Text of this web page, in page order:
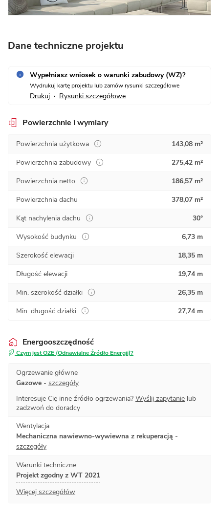
Dane techniczne projektu
Wypełniasz wniosek o warunki zabudowy (WZ)?
Wydrukuj kartę projektu lub zamów rysunki szczegółowe
Drukuj • Rysunki szczegółowe
Powierzchnie i wymiary
Powierzchnia użytkowa
143,08 m²
Powierzchnia zabudowy
275,42 m²
Powierzchnia netto
186,57 m²
Powierzchnia dachu
378,07 m²
Kąt nachylenia dachu
30°
Wysokość budynku
6,73 m
Szerokość elewacji
18,35 m
Długość elewacji
19,74 m
Min. szerokość działki
26,35 m
Min. długość działki
27,74 m
Energooszczędność
Czym jest OZE (Odnawialne Źródło Energii)?
Ogrzewanie główne
Gazowe - szczegóły
Interesuje Cię inne źródło ogrzewania? Wyślij zapytanie lub
zadzwoń do doradcy
Wentylacja
Mechaniczna nawiewno-wywiewna z rekuperacją -
szczegóły
Warunki techniczne
Projekt zgodny z WT 2021
Więcej szczegółów